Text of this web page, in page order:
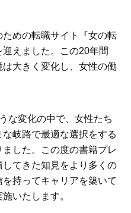
めの転職サイト『女の転
えました。この20年間
大きく変化し、女性の働
な変化の中で、女性たち
岐路で最適な選択をする
した。この度の書籍プレ
てきた知見をより多くの
持ってキャリアを築いて
いたします。